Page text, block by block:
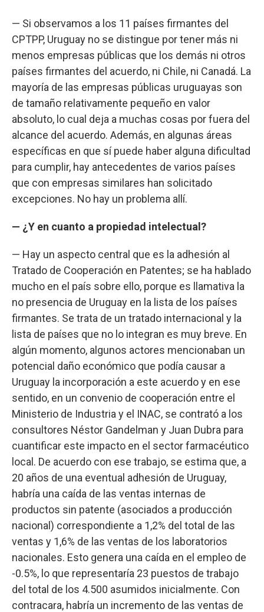
— Si observamos a los 11 países firmantes del
CPTPP, Uruguay no se distingue por tener más ni
menos empresas públicas que los demás ni otros
países firmantes del acuerdo, ni Chile, ni Canadá. La
mayoría de las empresas públicas uruguayas son
de tamaño relativamente pequeño en valor
absoluto, lo cual deja a muchas cosas por fuera del
alcance del acuerdo. Además, en algunas áreas
específicas en que sí puede haber alguna dificultad
para cumplir, hay antecedentes de varios países
que con empresas similares han solicitado
excepciones. No hay un problema allí.
— ¿Y en cuanto a propiedad intelectual?
— Hay un aspecto central que es la adhesión al
Tratado de Cooperación en Patentes; se ha hablado
mucho en el país sobre ello, porque es llamativa la
no presencia de Uruguay en la lista de los países
firmantes. Se trata de un tratado internacional y la
lista de países que no lo integran es muy breve. En
algún momento, algunos actores mencionaban un
potencial daño económico que podía causar a
Uruguay la incorporación a este acuerdo y en ese
sentido, en un convenio de cooperación entre el
Ministerio de Industria y el INAC, se contrató a los
consultores Néstor Gandelman y Juan Dubra para
cuantificar este impacto en el sector farmacéutico
local. De acuerdo con ese trabajo, se estima que, a
20 años de una eventual adhesión de Uruguay,
habría una caída de las ventas internas de
productos sin patente (asociados a producción
nacional) correspondiente a 1,2% del total de las
ventas y 1,6% de las ventas de los laboratorios
nacionales. Esto genera una caída en el empleo de
-0.5%, lo que representaría 23 puestos de trabajo
del total de los 4.500 asumidos inicialmente. Con
contracara, habría un incremento de las ventas de